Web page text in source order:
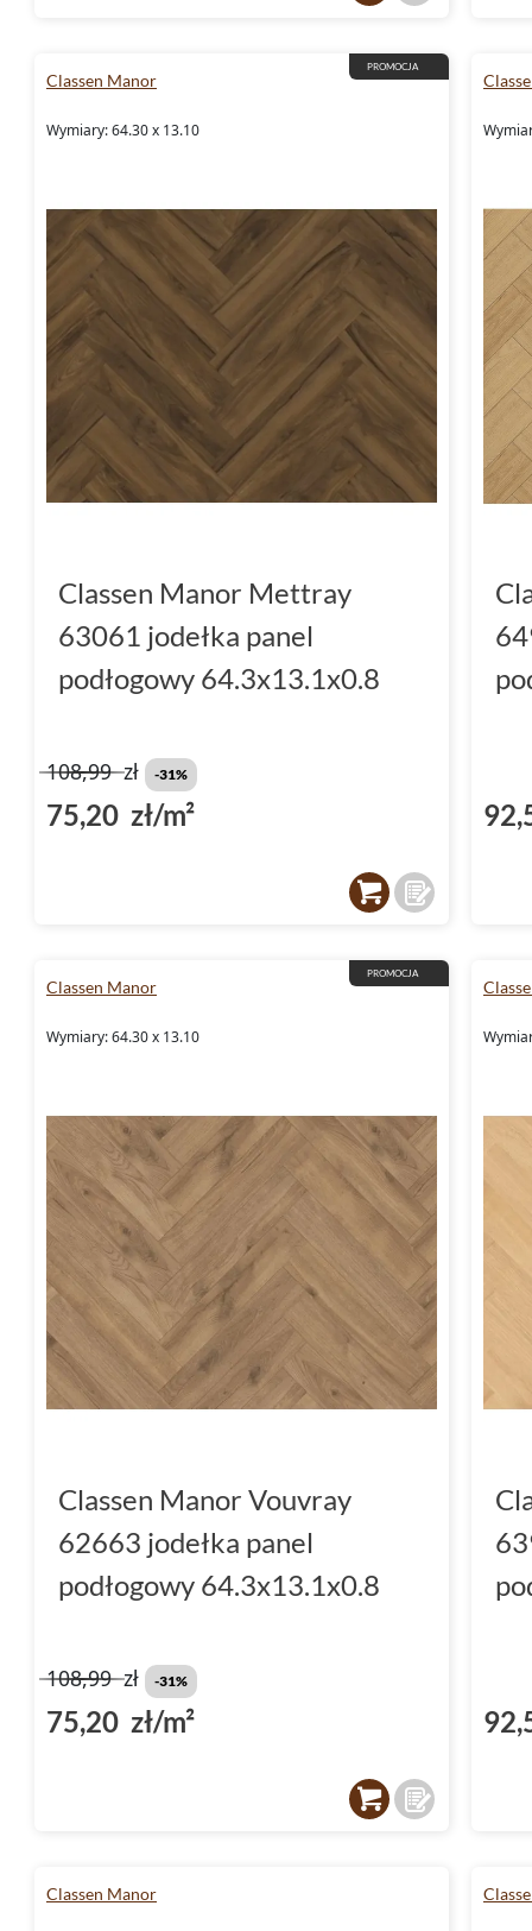
PROMOCJA
Classen Manor
Wymiary: 64.30 x 13.10
Classen Manor Mettray
63061 jodełka panel
podłogowy 64.3x13.1x0.8
108,99zł -31%
75,20 zł/m²
PROMOCJA
Classen Manor
Wymiary: 64.30 x 13.10
Classen Manor Vouvray
62663 jodełka panel
podłogowy 64.3x13.1x0.8
108,99zł -31%
75,20 zł/m²
Classen Manor